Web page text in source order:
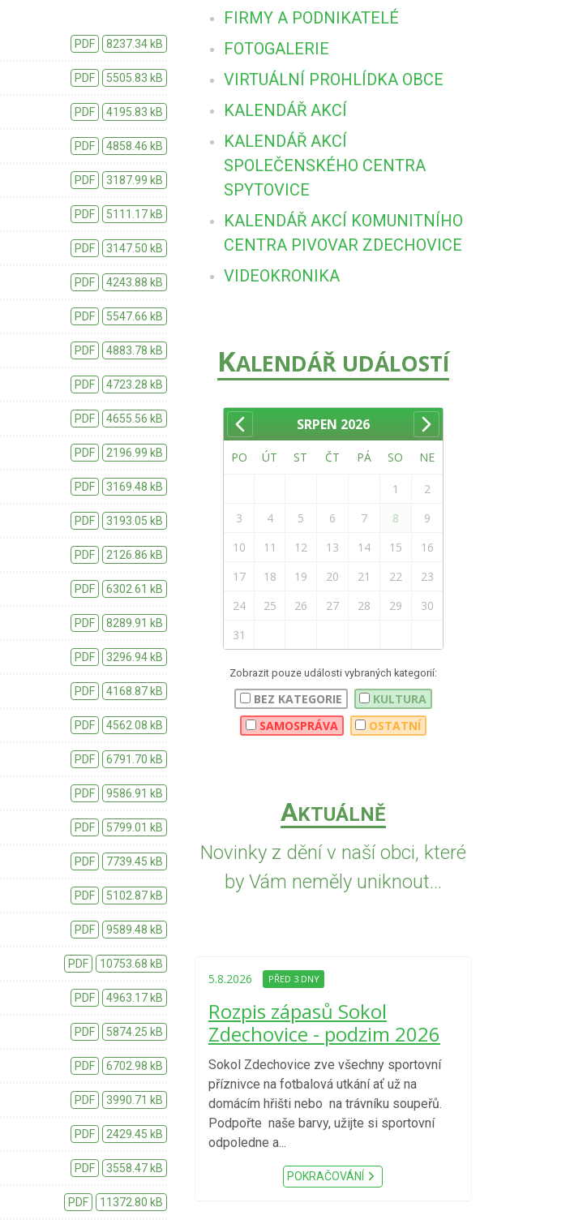
PDF 8237.34 kB
PDF 5505.83 kB
PDF 4195.83 kB
PDF 4858.46 kB
PDF 3187.99 kB
PDF 5111.17 kB
PDF 3147.50 kB
PDF 4243.88 kB
PDF 5547.66 kB
PDF 4883.78 kB
PDF 4723.28 kB
PDF 4655.56 kB
PDF 2196.99 kB
PDF 3169.48 kB
PDF 3193.05 kB
PDF 2126.86 kB
PDF 6302.61 kB
PDF 8289.91 kB
PDF 3296.94 kB
PDF 4168.87 kB
PDF 4562.08 kB
PDF 6791.70 kB
PDF 9586.91 kB
PDF 5799.01 kB
PDF 7739.45 kB
PDF 5102.87 kB
PDF 9589.48 kB
PDF 10753.68 kB
PDF 4963.17 kB
PDF 5874.25 kB
PDF 6702.98 kB
PDF 3990.71 kB
PDF 2429.45 kB
PDF 3558.47 kB
PDF 11372.80 kB
FIRMY A PODNIKATELÉ
FOTOGALERIE
VIRTUÁLNÍ PROHLÍDKA OBCE
KALENDÁŘ AKCÍ
KALENDÁŘ AKCÍ
SPOLEČENSKÉHO CENTRA
SPYTOVICE
KALENDÁŘ AKCÍ KOMUNITNÍHO
CENTRA PIVOVAR ZDECHOVICE
VIDEOKRONIKA
KALENDÁŘ UDÁLOSTÍ
SRPEN 2026
PO ÚT ST ČT PÁ SO NE
1
2
3
4 5 6 7 8
9
10
11 12 13 14 15
16
17
18 19 20 21 22
23
24
25 26 27 28 29
30
31
Zobrazit pouze události vybraných kategorií:
BEZ KATEGORIE
KULTURA
SAMOSPRÁVA
OSTATNÍ
AKTUÁLNĚ
Novinky z dění v naší obci, které
by Vám neměly uniknout...
ve videokronice
jsme přidali nová videa z
zpívání a oslav Dne úcty ke
5.8.2026 PŘED 3 DNY
Rozpis zápasů Sokol
Zdechovice - podzim 2026
Sokol Zdechovice zve všechny sportovní
příznivce na fotbalová utkání ať už na
domácím hřišti nebo na trávníku soupeřů.
Podpořte naše barvy, užijte si sportovní
odpoledne a...
POKRAČOVÁNÍ